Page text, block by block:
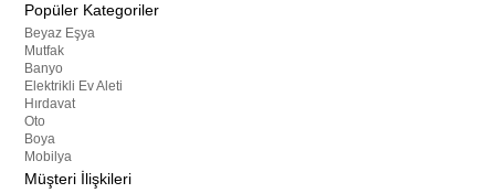
Popüler Kategoriler
Beyaz Eşya
Mutfak
Banyo
Elektrikli Ev Aleti
Hırdavat
Oto
Boya
Mobilya
Müşteri İlişkileri